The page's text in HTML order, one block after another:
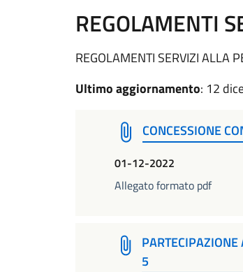
REGOLAMENTI
REGOLAMENTI SERVIZI ALLA
Ultimo aggiornamento: 12
CONCESSIONE
01-12-2022
Allegato formato pdf
5